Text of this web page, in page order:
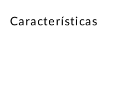
Características